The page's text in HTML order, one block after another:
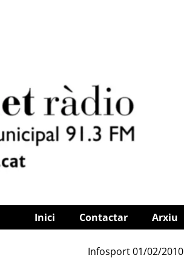
Inici Contactar Arxiu
Infosport 01/02/2010